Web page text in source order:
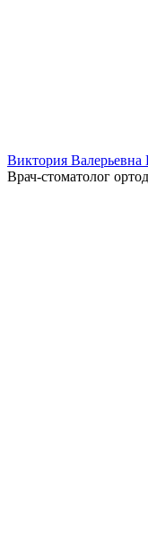
Виктория Валерьевна
Врач-стоматолог